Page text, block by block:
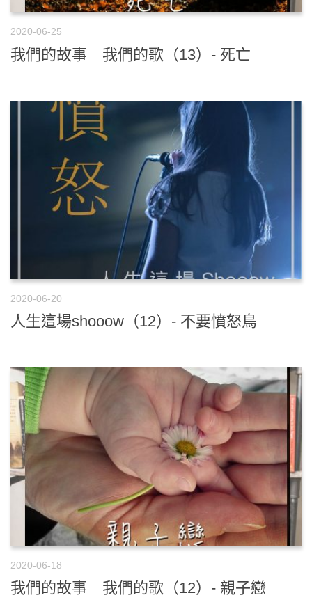
2020-06-25
我們的故事 我們的歌（13）- 死亡
2020-06-20
人生這場shooow（12）- 不要憤怒鳥
2020-06-18
我們的故事 我們的歌（12）- 親子戀